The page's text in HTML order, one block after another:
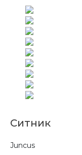
Ситник
Juncus